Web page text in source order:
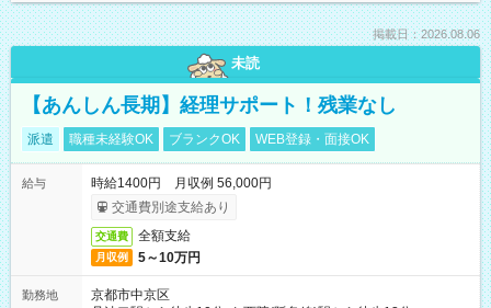
掲載日：2026.08.06
未読
【あんしん長期】経理サポート！残業なし
派遣 職種未経験OK ブランクOK WEB登録・面接OK
給与
時給1400円 月収例 56,000円
交通費別途支給あり
交通費 全額支給
月収例 5～10万円
勤務地
京都市中京区